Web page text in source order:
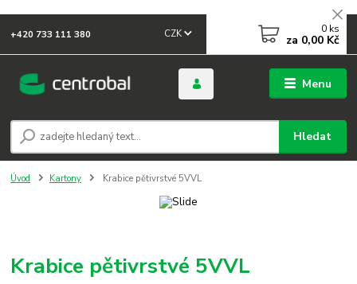
Menu
CZK
Hledat
+420 733 111 380 0 ks
za 0,00 Kč
Úvod Kartony Krabice pětivrstvé 5VVL
Krabice pětivrstvé 5VVL